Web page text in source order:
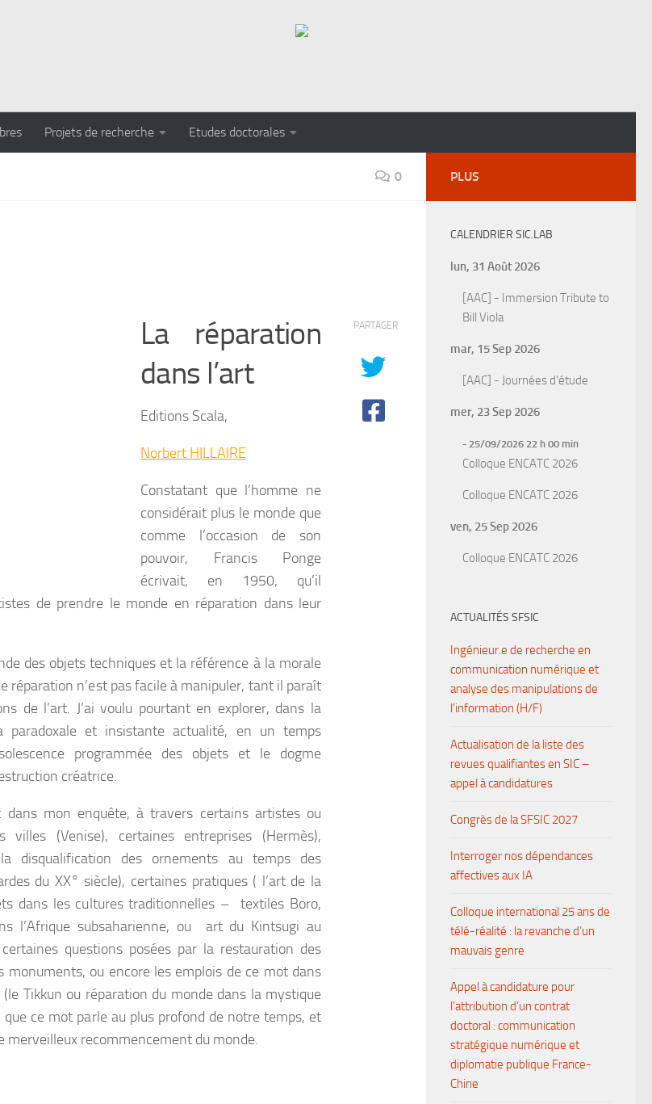
Projets de recherche Etudes doctorales
0
La réparation
dans l’art
Editions Scala,
Norbert HILLAIRE
Constatant que l’homme ne
considérait plus le monde que
comme l’occasion de son
pouvoir, Francis Ponge
écrivait, en 1950, qu’il
de prendre le monde en réparation dans leur
des objets techniques et la référence à la morale
réparation n’est pas facile à manipuler, tant il paraît
de l’art. J’ai voulu pourtant en explorer, dans la
paradoxale et insistante actualité, en un temps
programmée des objets et le dogme
créatrice.
dans mon enquête, à travers certains artistes ou
villes (Venise), certaines entreprises (Hermès),
disqualification des ornements au temps des
du XX° siècle), certaines pratiques ( l’art de la
dans les cultures traditionnelles – textiles Boro,
l’Afrique subsaharienne, ou art du Kintsugi au
questions posées par la restauration des
monuments, ou encore les emplois de ce mot dans
Tikkun ou réparation du mondedans la mystique
que ce mot parle au plus profond de notre temps, et
merveilleux recommencement du monde.
PARTAGER
PLUS
CALENDRIER SIC.LAB
lun, 31 Août 2026
[AAC] - Immersion Tribute to
Bill Viola
mar, 15 Sep 2026
[AAC] - Journées d'étude
mer, 23 Sep 2026
- 25/09/2026 22 h 00 min
Colloque ENCATC 2026
Colloque ENCATC 2026
ven, 25 Sep 2026
Colloque ENCATC 2026
ACTUALITÉS SFSIC
Ingénieur.e de recherche en
communication numérique et
analyse des manipulations de
l’information (H/F)
Actualisation de la liste des
revues qualifiantes en SIC –
appel à candidatures
Congrès de la SFSIC 2027
Interroger nos dépendances
affectives aux IA
Colloque international 25 ans de
télé-réalité : la revanche d’un
mauvais genre
Appel à candidature pour
l’attribution d’un contrat
doctoral : communication
stratégique numérique et
diplomatie publique France-
Chine